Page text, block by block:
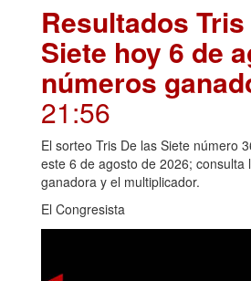
Resultados
Siete hoy 6 de
números
21:56
El sorteo Tris De las Siete número
este 6 de agosto de 2026; consulta
ganadora y el multiplicador.
El Congresista